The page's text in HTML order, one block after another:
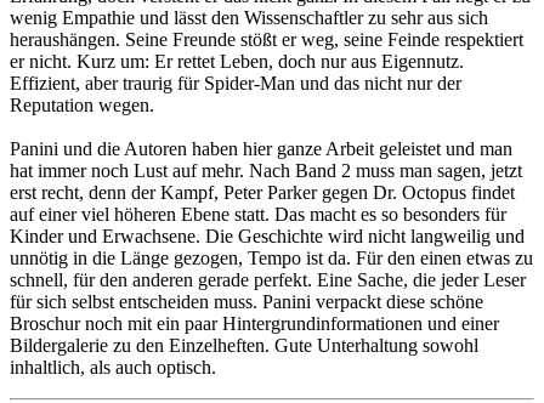
wenig Empathie und lässt den Wissenschaftler zu sehr aus sich
heraushängen. Seine Freunde stößt er weg, seine Feinde respektiert
er nicht. Kurz um: Er rettet Leben, doch nur aus Eigennutz.
Effizient, aber traurig für Spider-Man und das nicht nur der
Reputation wegen.
Panini und die Autoren haben hier ganze Arbeit geleistet und man
hat immer noch Lust auf mehr. Nach Band 2 muss man sagen, jetzt
erst recht, denn der Kampf, Peter Parker gegen Dr. Octopus findet
auf einer viel höheren Ebene statt. Das macht es so besonders für
Kinder und Erwachsene. Die Geschichte wird nicht langweilig und
unnötig in die Länge gezogen, Tempo ist da. Für den einen etwas zu
schnell, für den anderen gerade perfekt. Eine Sache, die jeder Leser
für sich selbst entscheiden muss. Panini verpackt diese schöne
Broschur noch mit ein paar Hintergrundinformationen und einer
Bildergalerie zu den Einzelheften. Gute Unterhaltung sowohl
inhaltlich, als auch optisch.